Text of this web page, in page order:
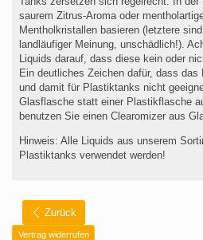
Vertrag widerrufen
saurem Zitrus-Aroma oder
Mentholkristallen basieren (letztere
landläufiger Meinung, unschädlich!).
Liquids darauf, dass diese kein oder
Ein deutliches Zeichen dafür, dass
und damit für Plastiktanks nicht
Glasflasche statt einer Plastikflasche
benutzen Sie einen Clearomizer aus
Hinweis: Alle Liquids aus unserem
Plastiktanks verwendet werden!
Zurück